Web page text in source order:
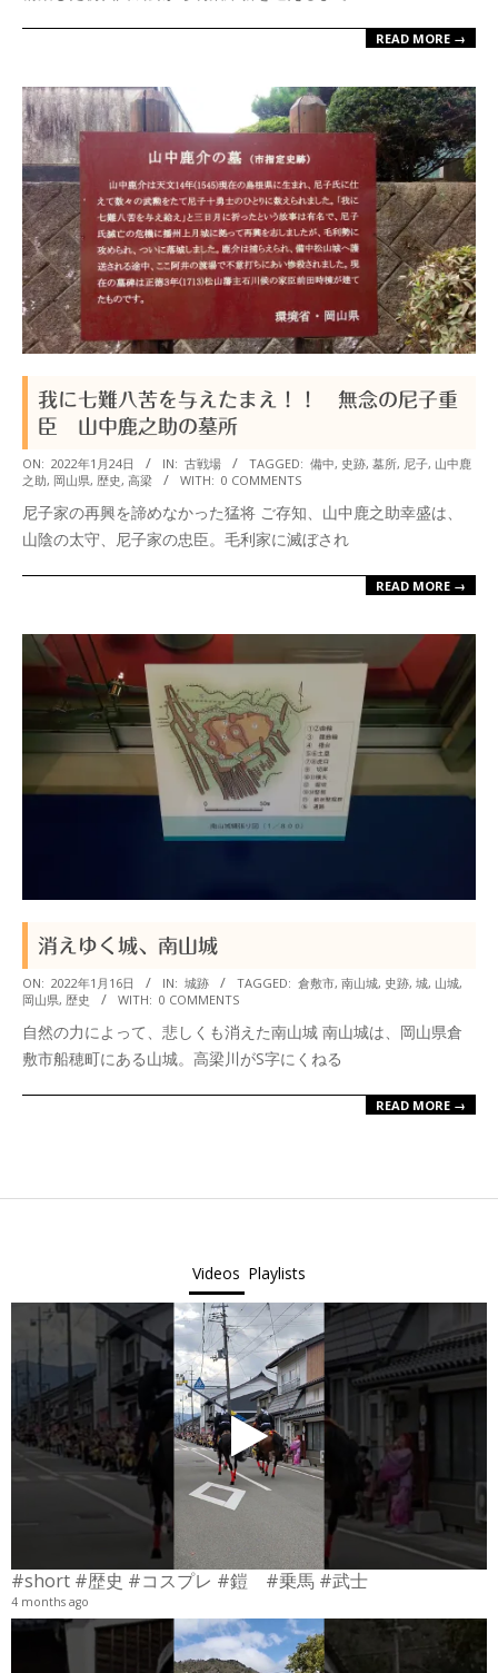
READ MORE →
我に七難八苦を与えたまえ！！ 無念の尼子重
臣 山中鹿之助の墓所
2022-
01-
24
ON: 2022年1月24日 IN: 古戦場 TAGGED: 備中, 史跡, 墓所, 尼子, 山中鹿
之助, 岡山県, 歴史, 高梁 WITH: 0 COMMENTS
尼子家の再興を諦めなかった猛将 ご存知、山中鹿之助幸盛は、
山陰の太守、尼子家の忠臣。毛利家に滅ぼされ
READ MORE →
消えゆく城、南山城
2022-
01-
16
ON: 2022年1月16日 IN: 城跡 TAGGED: 倉敷市, 南山城, 史跡, 城, 山城,
岡山県, 歴史 WITH: 0 COMMENTS
自然の力によって、悲しくも消えた南山城 南山城は、岡山県倉
敷市船穂町にある山城。高梁川がS字にくねる
READ MORE →
Videos Playlists
#short #歴史 #コスプレ #鎧 #乗馬 #武士
4 months ago